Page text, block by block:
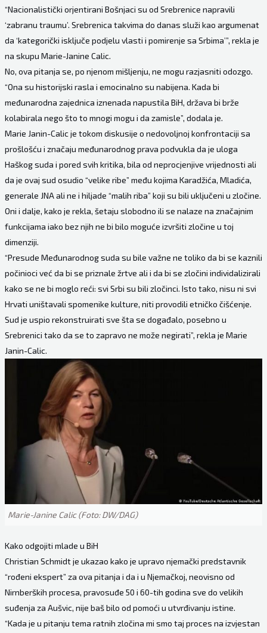
“Nacionalistički orjentirani Bošnjaci su od Srebrenice napravili
‘zabranu traumu’. Srebrenica takvima do danas služi kao argumenat
da ‘kategorički isključe podjelu vlasti i pomirenje sa Srbima’”, rekla je
na skupu Marie-Janine Calic.
No, ova pitanja se, po njenom mišljenju, ne mogu razjasniti odozgo.
“Ona su historijski rasla i emocinalno su nabijena. Kada bi
međunarodna zajednica iznenada napustila BiH, država bi brže
kolabirala nego što to mnogi mogu i da zamisle”, dodala je.
Marie Janin-Calic je tokom diskusije o nedovoljnoj konfrontaciji sa
prošlošću i značaju međunarodnog prava podvukla da je uloga
Haškog suda i pored svih kritika, bila od neprocjenjive vrijednosti ali
da je ovaj sud osudio “velike ribe” među kojima Karadžića, Mladića,
generale JNA ali ne i hiljade “malih riba” koji su bili uključeni u zločine.
Oni i dalje, kako je rekla, šetaju slobodno ili se nalaze na značajnim
funkcijama iako bez njih ne bi bilo moguće izvršiti zločine u toj
dimenziji.
“Presude Međunarodnog suda su bile važne ne toliko da bi se kaznili
počinioci već da bi se priznale žrtve ali i da bi se zločini individalizirali
kako se ne bi moglo reći: svi Srbi su bili zločinci. Isto tako, nisu ni svi
Hrvati uništavali spomenike kulture, niti provodili etničko čišćenje.
Sud je uspio rekonstruirati sve šta se događalo, posebno u
Srebrenici tako da se to zapravo ne može negirati”, rekla je Marie
Janin-Calic.
Marie-Janine Calic (Foto: DW/DAG)
Kako odgojiti mlade u BiH
Christian Schmidt je ukazao kako je upravo njemački predstavnik
“rođeni ekspert” za ova pitanja i da i u Njemačkoj, neovisno od
Nirnberških procesa, pravosuđe 50 i 60-tih godina sve do velikih
suđenja za Aušvic, nije baš bilo od pomoći u utvrđivanju istine.
“Kada je u pitanju tema ratnih zločina mi smo taj proces na izvjestan